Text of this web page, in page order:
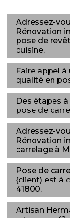
Adressez-
Rénovation
pose de
cuisine.
Faire appel
qualité en
Des étapes
pose de
Adressez-
Rénovation
carrelage à
Pose de
{client) est à
41800.
Artisan